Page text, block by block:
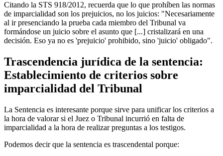
Citando la STS 918/2012, recuerda que lo que prohíben las normas
de imparcialidad son los prejuicios, no los juicios: "Necesariamente
al ir presenciando la prueba cada miembro del Tribunal va
formándose un juicio sobre el asunto que [...] cristalizará en una
decisión. Eso ya no es 'prejuicio' prohibido, sino 'juicio' obligado".
Trascendencia jurídica de la sentencia:
Establecimiento de criterios sobre
imparcialidad del Tribunal
La Sentencia es interesante porque sirve para unificar los criterios a
la hora de valorar si el Juez o Tribunal incurrió en falta de
imparcialidad a la hora de realizar preguntas a los testigos.
Podemos decir que la sentencia es trascendental porque: